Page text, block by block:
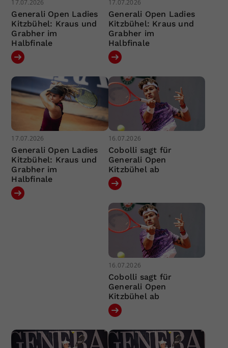
17.07.2026
Generali Open Ladies
Kitzbühel: Kraus und
Grabher im
Halbfinale
17.07.2026
Generali Open Ladies
Kitzbühel: Kraus und
Grabher im
Halbfinale
17.07.2026
Generali Open Ladies
Kitzbühel: Kraus und
Grabher im
Halbfinale
16.07.2026
Cobolli sagt für
Generali Open
Kitzbühel ab
16.07.2026
Cobolli sagt für
Generali Open
Kitzbühel ab